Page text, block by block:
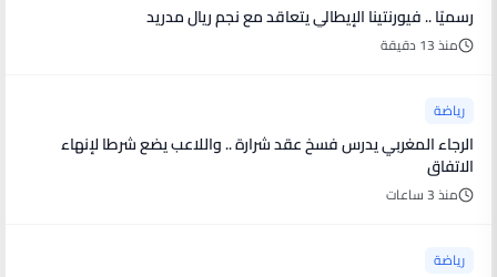
رسميًا .. فيورنتينا الإيطالي يتعاقد مع نجم ريال مدريد
منذ 13 دقيقة
رياضة
الرجاء المغربي يدرس فسخ عقد شرارة .. واللاعب يضع شرطا لإنهاء
الاتفاق
منذ 3 ساعات
رياضة